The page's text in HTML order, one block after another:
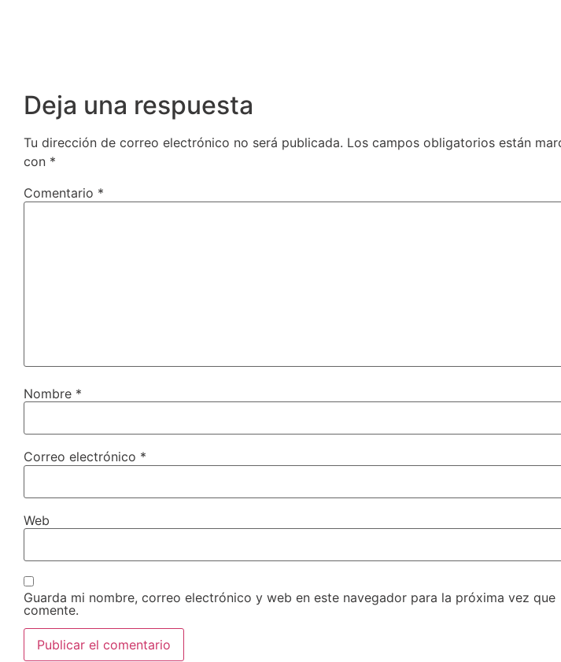
Deja una respuesta
Tu dirección de correo electrónico no será publicada. Los campos obligatorios están
con *
Comentario *
Nombre *
Correo electrónico *
Web
Guarda mi nombre, correo electrónico y web en este navegador para la próxima vez que
comente.